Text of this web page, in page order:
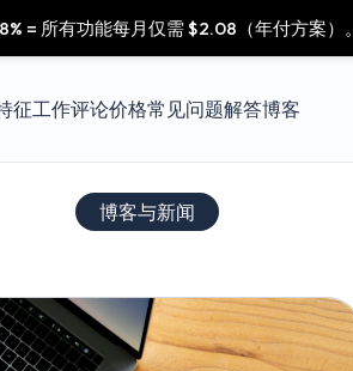
= 所有功能每月仅需 $2.08（年付方案）。
征工作评论价格常见问题解答博客
博客与新闻